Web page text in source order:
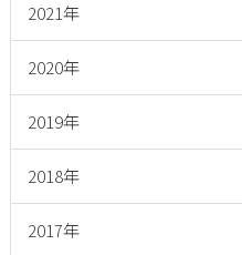
2021年
2020年
2019年
2018年
2017年